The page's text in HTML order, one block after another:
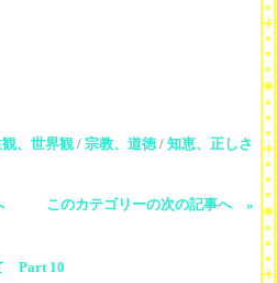
観、世界観 / 宗教、道徳/ 知恵、正しさ
このカテゴリーの次の記事へ »
Part 10